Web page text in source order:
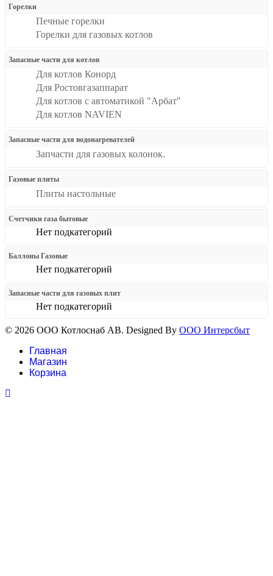
Горелки
Печные горелки
Горелки для газовых котлов
Запасные части для котлов
Для котлов Конорд
Для Ростовгазаппарат
Для котлов с автоматикой "Арбат"
Для котлов NAVIEN
Запасные части для водонагревателей
Запчасти для газовых колонок.
Газовые плиты
Плиты настольные
Счетчики газа бытовые
Нет подкатегорий
Баллоны Газовые
Нет подкатегорий
Запасные части для газовых плит
Нет подкатегорий
© 2026 ООО Котлоснаб АВ. Designed By ООО Интерсбыт
Главная
Магазин
Корзина